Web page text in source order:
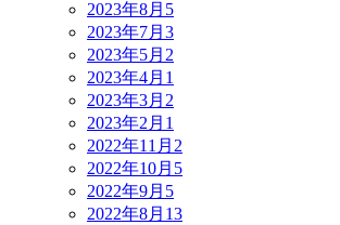
2023年8月 5
2023年7月 3
2023年5月 2
2023年4月 1
2023年3月 2
2023年2月 1
2022年11月 2
2022年10月 5
2022年9月 5
2022年8月 13